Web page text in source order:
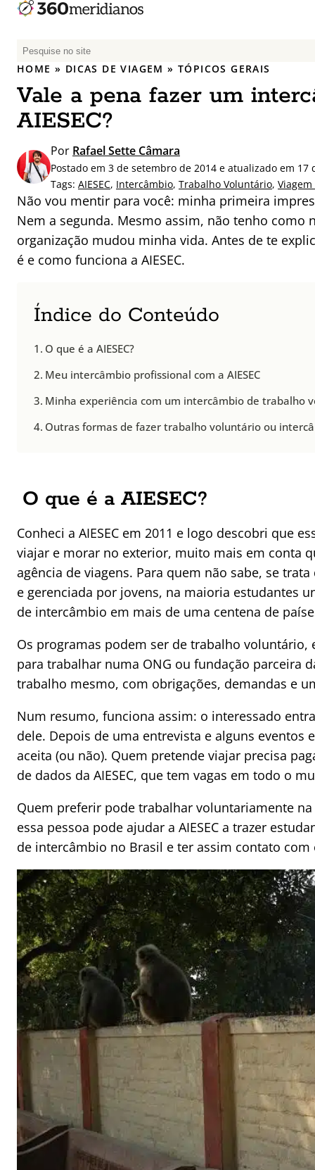
P
e
q
u
i
a
r
p
o
:
HOME » DICAS DE VIAGEM »TÓPICOS GERAIS
Vale a pena fazer um
AIESEC?
Por Rafael Sette Câmara
Postado em 3 de setembro de 2014 e atualizado em 17
Tags: AIESEC, Intercâmbio, Trabalho Voluntário,
Não vou mentir para você: minha primeira
Nem a segunda. Mesmo assim, não tenho como
organização mudou minha vida. Antes de te
é e como funciona a AIESEC.
Índice do Conteúdo
O que é a AIESEC?
Meu intercâmbio profissional com a AIESEC
Minha experiência com um intercâmbio de trabalho
Outras formas de fazer trabalho voluntário ou
O que é a AIESEC?
Conheci a AIESEC em 2011 e logo descobri que
viajar e morar no exterior, muito mais em conta
agência de viagens. Para quem não sabe, se
e gerenciada por jovens, na maioria estudantes
de intercâmbio em mais de uma centena de
Os programas podem ser de trabalho
para trabalhar numa ONG ou fundação parceira
trabalho mesmo, com obrigações, demandas e
Num resumo, funciona assim: o interessado
dele. Depois de uma entrevista e alguns eventos
aceita (ou não). Quem pretende viajar precisa
de dados da AIESEC, que tem vagas em todo o
Quem preferir pode trabalhar voluntariamente
essa pessoa pode ajudar a AIESEC a trazer
de intercâmbio no Brasil e ter assim contato